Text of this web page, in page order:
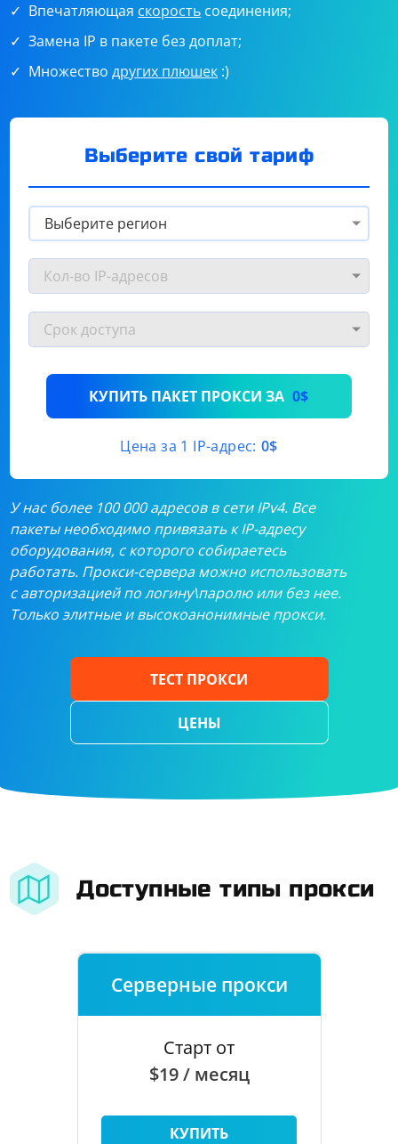
Впечатляющая скорость соединения;
Замена IP в пакете без доплат;
Множестводругих плюшек :)
Выберите свой тариф
КУПИТЬ ПАКЕТ ПРОКСИ ЗА 0$
Цена за 1 IP-адрес: 0$
У нас более 100 000 адресов в сети IPv4. Все
пакеты необходимо привязать к IP-адресу
оборудования, с которого собираетесь
работать. Прокси-сервера можно использовать
с авторизацией по логину\паролю или без нее.
Только элитные и высокоанонимные прокси.
ТЕСТ ПРОКСИ
ЦЕНЫ
Доступные типы прокси
Серверные прокси
Старт от
$19 / месяц
КУПИТЬ